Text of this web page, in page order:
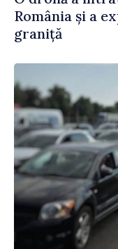
România și a
graniță